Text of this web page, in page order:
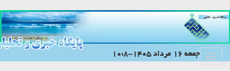
Toggle
جمعه 16 مرداد 1405-10:8